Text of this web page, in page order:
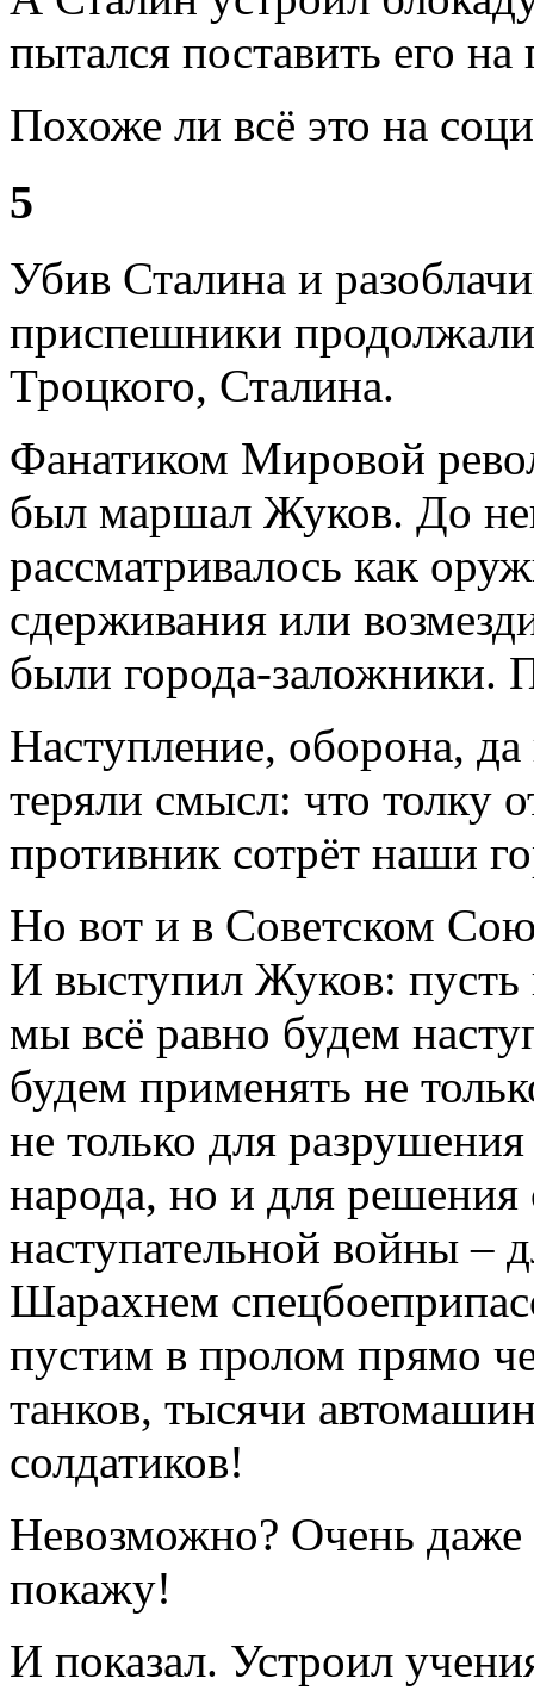
пытался поставить его
Похоже ли всё это на
5
Убив Сталина и
приспешники
Троцкого, Сталина.
Фанатиком Мировой
был маршал Жуков. До
рассматривалось как
сдерживания или
были города-
Наступление, оборона,
теряли смысл: что толку
противник сотрёт наши
Но вот и в Советском
И выступил Жуков: пусть
мы всё равно будем
будем применять не
не только для
народа, но и для
наступательной войны –
Шарахнем
пустим в пролом прямо
танков, тысячи
солдатиков!
Невозможно? Очень
покажу!
И показал. Устроил